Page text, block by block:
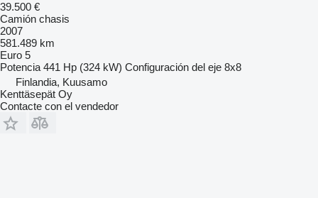
39.500 €
Camión chasis
2007
581.489 km
Euro 5
Potencia 441 Hp (324 kW) Configuración del eje 8x8
Finlandia, Kuusamo
Kenttäsepät Oy
Contacte con el vendedor